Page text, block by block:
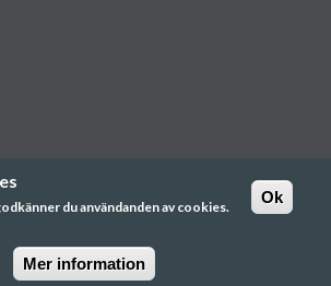
du användanden av cookies.
Ok
Mer information